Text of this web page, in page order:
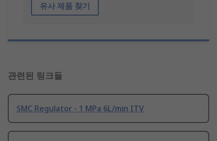
유사 제품 찾기
관련된 링크들
SMC Regulator - 1 MPa 6L/min ITV